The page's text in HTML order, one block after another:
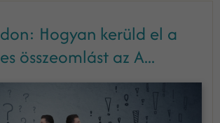
Hogyan kerüld el a
összeomlást az A...